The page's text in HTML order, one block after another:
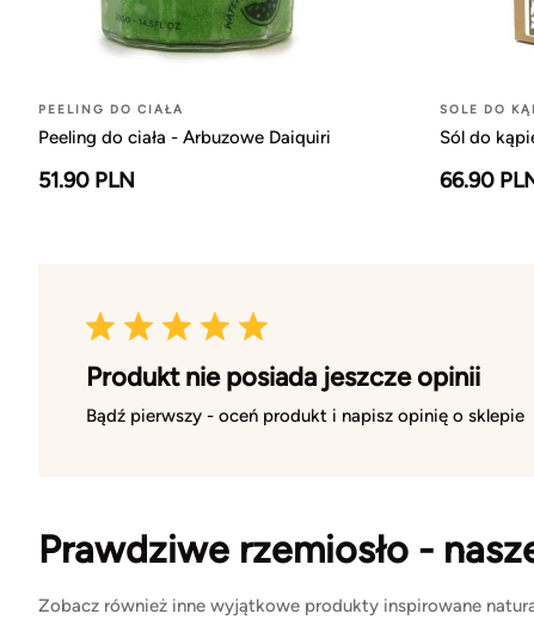
PEELING DO CIAŁA
Peeling do ciała - Arbuzowe Daiquiri
51.90 PLN
SOLE DO
Sól do
66.90
Produkt nie posiada jeszcze opinii
Bądź pierwszy - oceń produkt i napisz opinię o sklepie
Prawdziwe rzemiosło -
Zobacz również inne wyjątkowe produkty inspirowane